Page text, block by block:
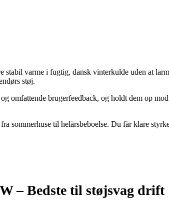
varme i fugtig, dansk vinterkulde uden at
støj.
omfattende brugerfeedback, og holdt dem op
sommerhuse til helårsbeboelse. Du får klare
–Bedste til støjsvag drift